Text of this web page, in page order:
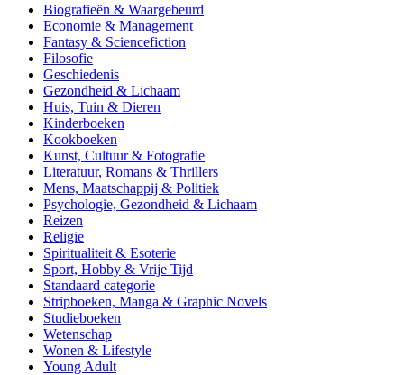
Biografieën & Waargebeurd
Economie & Management
Fantasy & Sciencefiction
Filosofie
Geschiedenis
Gezondheid & Lichaam
Huis, Tuin & Dieren
Kinderboeken
Kookboeken
Kunst, Cultuur & Fotografie
Literatuur, Romans & Thrillers
Mens, Maatschappij & Politiek
Psychologie, Gezondheid & Lichaam
Reizen
Religie
Spiritualiteit & Esoterie
Sport, Hobby & Vrije Tijd
Standaard categorie
Stripboeken, Manga & Graphic Novels
Studieboeken
Wetenschap
Wonen & Lifestyle
Young Adult